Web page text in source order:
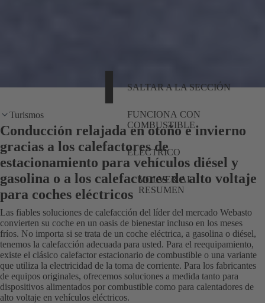
SALTAR A LA SECCIÓN
FUNCIONA CON
COMBUSTIBLE
ELÉCTRICO
VOLVER AL
RESUMEN
Turismos
Conducción relajada en otoño e invierno
gracias a los calefactores de
estacionamiento para vehículos diésel y
gasolina o a los calefactores de alto voltaje
para coches eléctricos
Las fiables soluciones de calefacción del líder del mercado Webasto
convierten su coche en un oasis de bienestar incluso en los meses
fríos. No importa si se trata de un coche eléctrica, a gasolina o diésel,
tenemos la calefacción adecuada para usted. Para el reequipamiento,
existe el clásico calefactor estacionario de combustible o una variante
que utiliza la electricidad de la toma de corriente. Para los fabricantes
de equipos originales, ofrecemos soluciones a medida tanto para
dispositivos alimentados por combustible como para calentadores de
alto voltaje en vehículos eléctricos.